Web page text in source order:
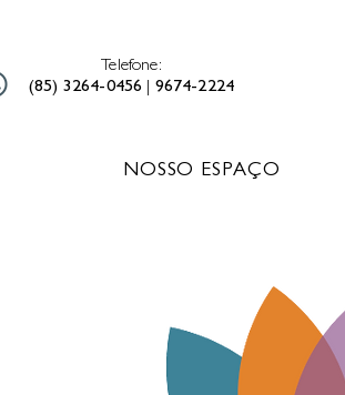
Telefone:
(85) 3264-0456
9674-2224
NOSSO ESPAÇO